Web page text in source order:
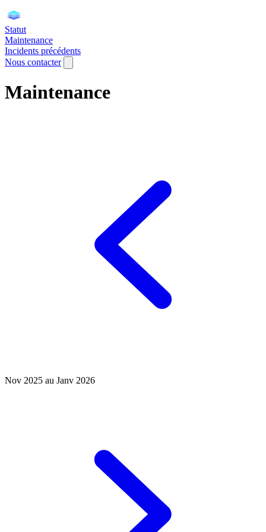
Statut
Maintenance
Incidents précédents
Nous contacter
Maintenance
Nov 2025 au Janv 2026